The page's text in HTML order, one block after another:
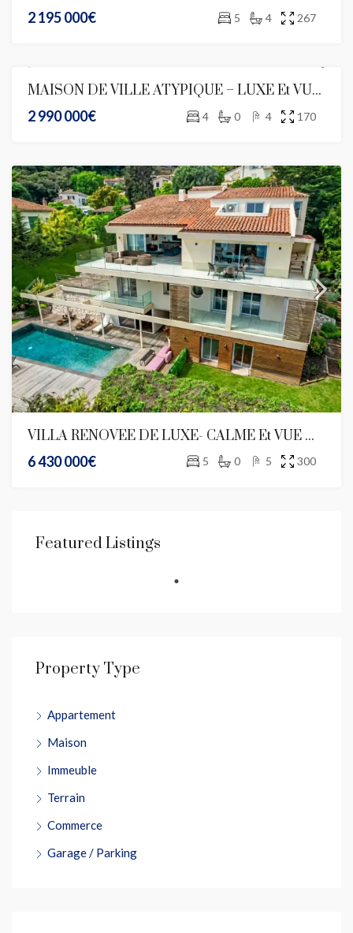
2 195 000€
5 4 267
MAISON DE VILLE ATYPIQUE – LUXE Et VUE MER
2 990 000€
4 0 4 170
VILLA RENOVEE DE LUXE- CALME Et VUE MER Sur St Jean Cap Ferrat
6 430 000€
5 0 5 300
Featured Listings
Property Type
Appartement
Maison
Immeuble
Terrain
Commerce
Garage / Parking